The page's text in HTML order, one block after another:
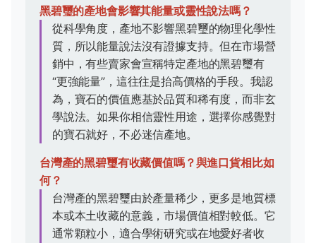
黑碧璽的產地會影響其能量或靈性說法嗎？
從科學角度，產地不影響黑碧璽的物理化學性
質，所以能量說法沒有證據支持。但在市場營
銷中，有些賣家會宣稱特定產地的黑碧璽有
“更強能量”，這往往是抬高價格的手段。我認
為，寶石的價值應基於品質和稀有度，而非玄
學說法。如果你相信靈性用途，選擇你感覺對
的寶石就好，不必迷信產地。
台灣產的黑碧璽有收藏價值嗎？與進口貨相比如
何？
台灣產的黑碧璽由於產量稀少，更多是地質標
本或本土收藏的意義，市場價值相對較低。它
通常顆粒小，適合學術研究或在地愛好者收